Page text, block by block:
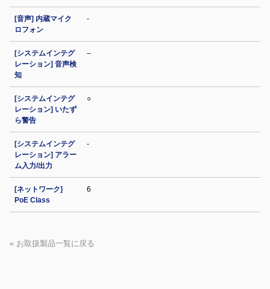
[音声] 内蔵マイク
ロフォン
-
[システムインテグ
レーション] 音声検
知
–
[システムインテグ
レーション] いたず
ら警告
○
[システムインテグ
レーション] アラー
ム入力/出力
-
[ネットワーク]
PoE Class
6
« お取扱製品一覧に戻る